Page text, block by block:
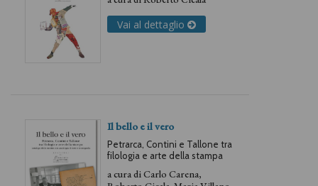
Vai al dettaglio
Il bello e il vero
Petrarca, Contini e Tallone tra
filologia e arte della stampa
a cura diCarlo Carena,